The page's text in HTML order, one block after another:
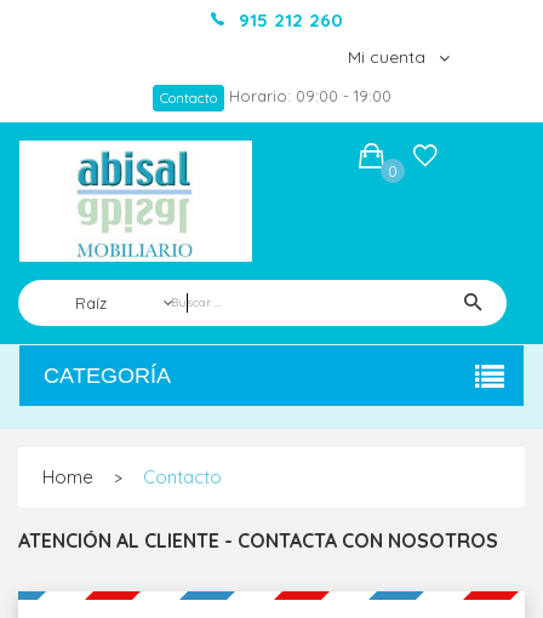
915 212 260
Mi cuenta
Contacto Horario: 09:00 - 19:00
Raíz
0
CATEGORÍA
Home > Contacto
ATENCIÓN AL CLIENTE - CONTACTA CON NOSOTROS